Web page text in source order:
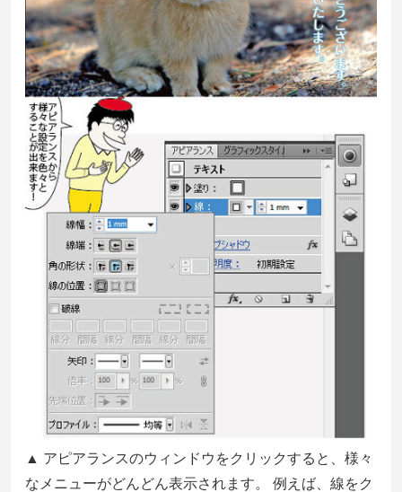
▲ アピアランスのウィンドウをクリックすると、様々
なメニューがどんどん表示されます。 例えば、線をク